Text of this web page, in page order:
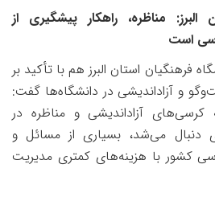
مناظره، راهکار پیشگیری از
است
فرهنگیان استان البرز هم با تأکید بر
و آزاداندیشی در دانشگاه‌ها گفت:
آزاداندیشی و مناظره در
دنبال می‌شد، بسیاری از مسائل و
کشور با هزینه‌های کمتری مدیریت